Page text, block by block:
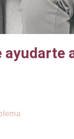
ayudarte